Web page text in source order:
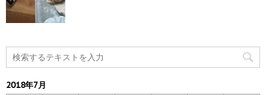
2018年7月